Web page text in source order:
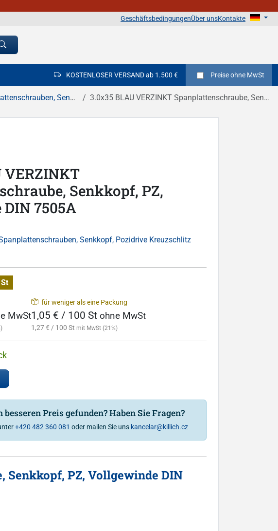
GeschäftsbedingungenÜber unsKontakte
KOSTENLOSER VERSAND ab 1.500 € Preiseohne MwSt
Senkkopf, Pozidrive Kreuzschlitz 3.0x35 BLAU VERZINKT Spanplattenschraube, Senkkopf, PZ, Vollgewinde DIN 7505A
VERZINKT
Senkkopf, PZ,
7505A
Senkkopf, Pozidrive Kreuzschlitz
MwSt
für weniger als eine Packung
1,05 € / 100 St ohne MwSt
1,27 € / 100 St mit MwSt (21%)
besseren Preis gefunden? Haben Sie Fragen?
+420 482 360 081 oder mailen Sie uns kancelar@killich.cz
Senkkopf, PZ, Vollgewinde DIN